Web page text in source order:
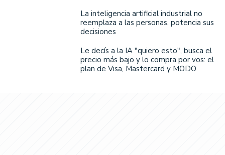
La inteligencia artificial industrial no
reemplaza a las personas, potencia sus
decisiones
Le decís a la IA "quiero esto", busca el
precio más bajo y lo compra por vos: el
plan de Visa, Mastercard y MODO